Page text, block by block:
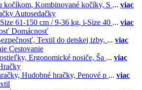
kočíkom, Kombinované kočíky, S ... viac
Autosedačky
61-150 cm / 9-36 kg, i-Size 40 ... viac
Domácnosť
Textil do detskej izby, ... viac
Cestovanie
Ergonomické nosiče, Ša ... viac
Hudobné hračky, Penové p ... viac